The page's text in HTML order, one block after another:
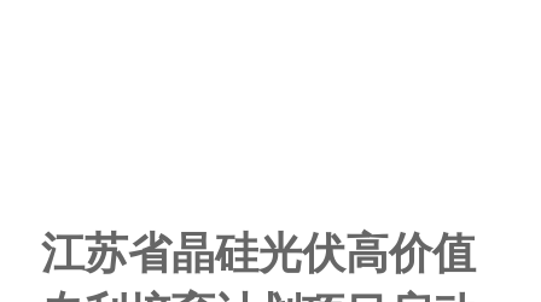
行业新闻
江苏省晶硅光伏高价值